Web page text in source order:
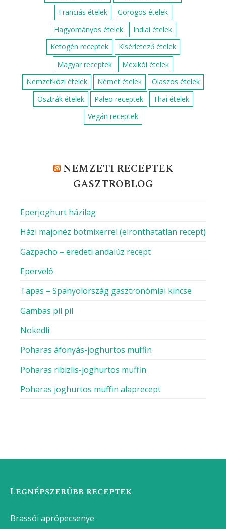
Franciás ételek
Görögös ételek
Hagyományos ételek
Indiai ételek
Ketogén receptek
Kísérletező ételek
Magyar receptek
Mexikói ételek
Nemzetközi ételek
Német ételek
Olaszos ételek
Osztrák ételek
Paleo receptek
Thai ételek
Vegán receptek
NEMZETI RECEPTEK
GASZTROBLOG
Eperjoghurt házilag
Házi majonéz botmixerrel (elronthatatlan recept)
Gazpacho – eredeti andalúz recept
Epervelő
Tapas – Spanyolország gasztronómiai kincse
Gambas pil pil
Nokedli
Poharas áfonyás-joghurtos muffin
Poharas ribizlis-joghurtos muffin
Poharas joghurtos muffin alaprecept
Legnépszerűbb receptek
Brassói aprópecsenye